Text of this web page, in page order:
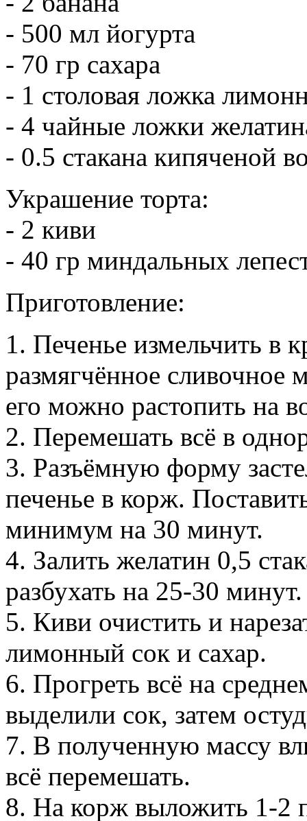
- 500 мл йогурта
- 70 гр сахара
- 1 столовая ложка
- 4 чайные ложки
- 0.5 стакана кипяченой
Украшение торта:
- 2 киви
- 40 гр миндальных
Приготовление:
1. Печенье измельчить в
размягчённое сливочное
его можно растопить на
2. Перемешать всё в
3. Разъёмную форму
печенье в корж.
минимум на 30 минут.
4. Залить желатин 0,5
разбухать на 25-30 минут.
5. Киви очистить и
лимонный сок и сахар.
6. Прогреть всё на
выделили сок, затем
7. В полученную массу
всё перемешать.
8. На корж выложить 1-2